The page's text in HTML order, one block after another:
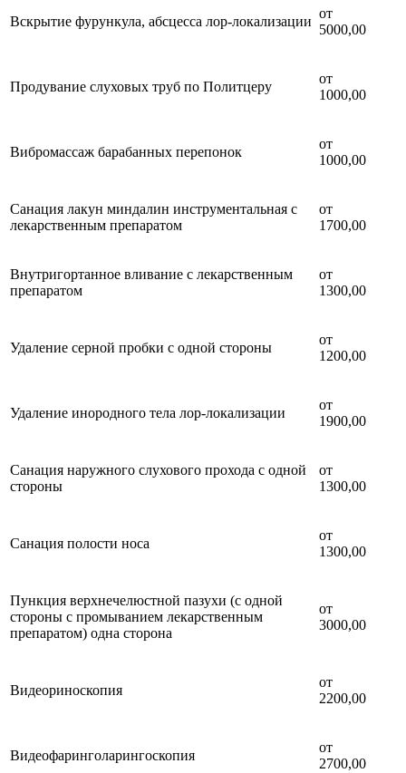
Вскрытие фурункула, абсцесса лор-локализации
от
5000,00
Продувание слуховых труб по Политцеру
от
1000,00
Вибромассаж барабанных перепонок
от
1000,00
Санация лакун миндалин инструментальная с
лекарственным препаратом
от
1700,00
Внутригортанное вливание с лекарственным
препаратом
от
1300,00
Удаление серной пробки с одной стороны
от
1200,00
Удаление инородного тела лор-локализации
от
1900,00
Санация наружного слухового прохода с одной
стороны
от
1300,00
Санация полости носа
от
1300,00
Пункция верхнечелюстной пазухи (с одной
стороны с промыванием лекарственным
препаратом) одна сторона
от
3000,00
Видеориноскопия
от
2200,00
Видеофаринголарингоскопия
от
2700,00